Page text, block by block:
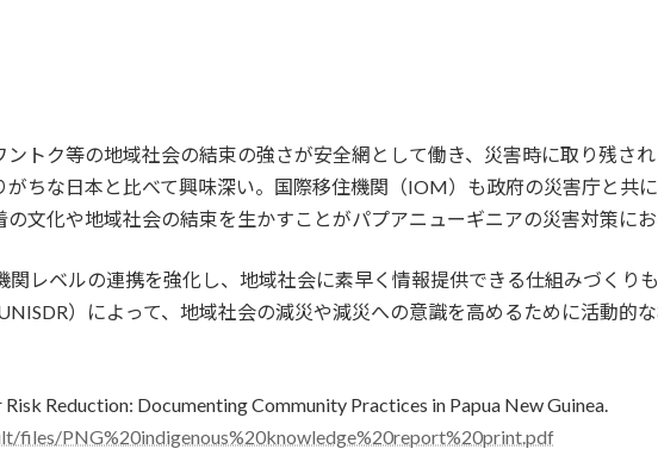
トク等の地域社会の結束の強さが安全網として働き、災害時に取り残さ
ちな日本と比べて興味深い。国際移住機関（IOM）も政府の災害庁と共
文化や地域社会の結束を生かすことがパプアニューギニアの災害対策にお
レベルの連携を強化し、地域社会に素早く情報提供できる仕組みづくり
）によって、地域社会の減災や減災への意識を高めるために活動的
Reduction: Documenting Community Practices in Papua New Guinea.
files/PNG%20indigenous%20knowledge%20report%20print.pdf